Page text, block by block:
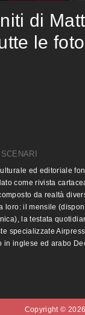
di
le foto
ed editoriale
come rivista
da realtà
loro: il mensile
la testata
specializzate
inglese ed arabo
Copyright ©